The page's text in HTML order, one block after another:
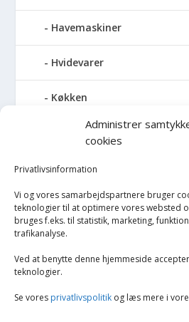
Administrer
cookies
Privatlivsinformation
Vi og vores samarbejdspartnere bruger
teknologier til at optimere vores websted
bruges f.eks. til statistik, marketing,
trafikanalyse.
Ved at benytte denne hjemmeside
teknologier.
Se vores privatlivspolitik og læs mere i
Havemaskiner
Hvidevarer
Køkken
Elkedler
Kaffemaskiner
Køkkenmaskiner og
Køkkenvægte
Opvarmning